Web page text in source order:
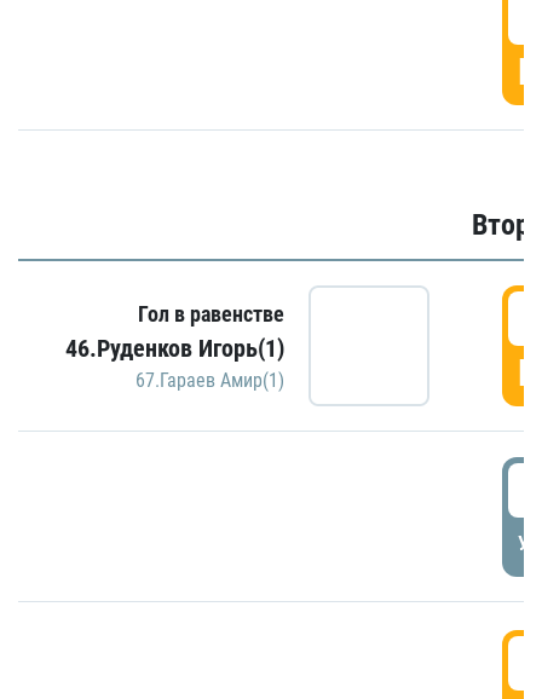
Гол в равенстве
46.Руденков Игорь(1)
67.Гараев Амир(1)